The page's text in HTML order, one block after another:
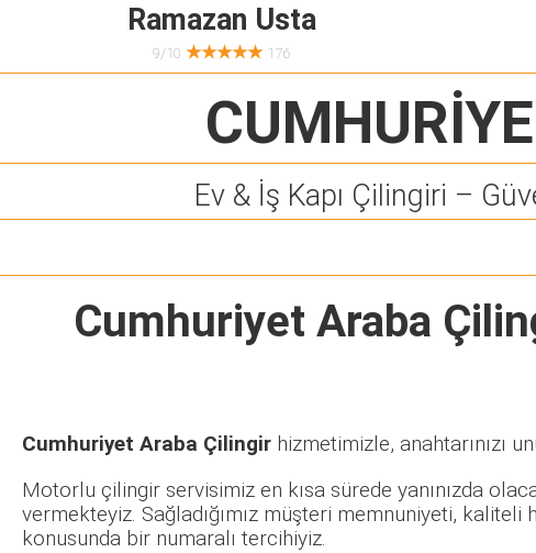
Ramazan Usta
9/10 ★★★★★ 176
Ev & İş Kapı Çilingiri –
Cumhuriyet Araba
Cumhuriyet Araba Çilingir hizmetimizle, anahtarınızı
Motorlu çilingir servisimiz en kısa sürede yanınızda
vermekteyiz. Sağladığımız müşteri memnuniyeti,
konusunda bir numaralı tercihiyiz.